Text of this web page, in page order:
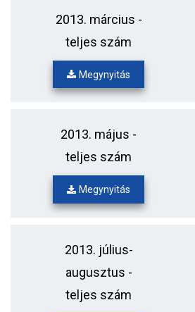
2013. március -
teljes szám
Megynyitás
2013. május -
teljes szám
Megynyitás
2013. július-
augusztus -
teljes szám